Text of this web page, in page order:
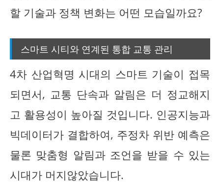
할 기술과 정책 변화는 어떤 모습일까요?
스마트 시티와 연계된 통합 교통 관리
4차 산업혁명 시대의 스마트 기술이 접목
되면서, 교통 단속과 알림은 더 정교해지
고 활용성이 높아질 것입니다. 인공지능과
빅데이터가 결합하여, 주정차 위반 예측은
물론 맞춤형 알림과 조언을 받을 수 있는
시대가 머지않았습니다.